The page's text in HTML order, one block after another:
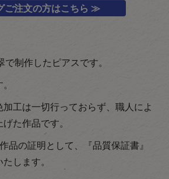
ご注文の方はこちら ≫
制作したピアスです。
工は一切行っておらず、職人によ
た作品です。
品の証明として、『品質保証書』
します。